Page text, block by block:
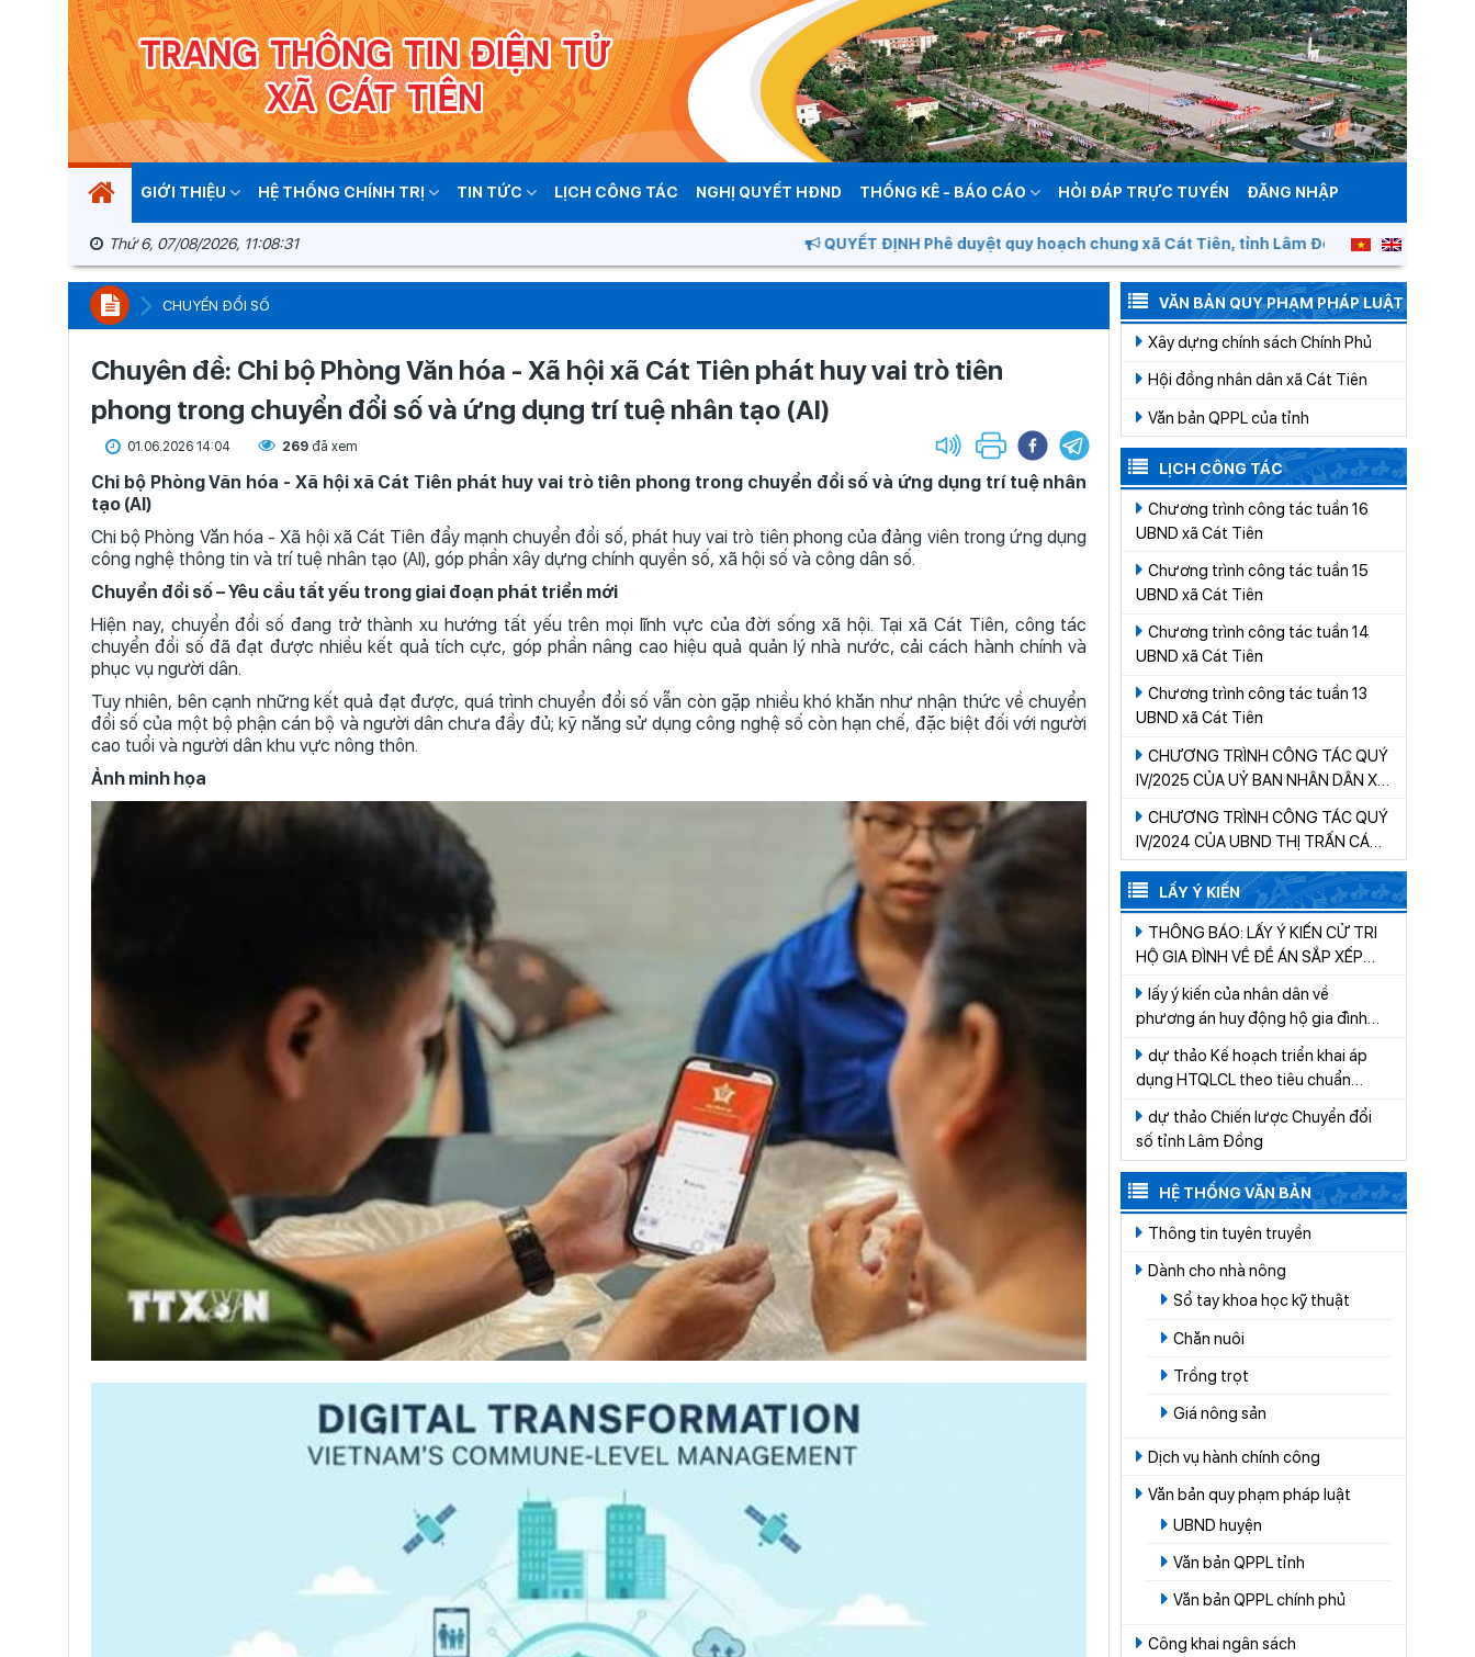
GIỚI THIỆU HỆ THỐNG CHÍNH TRỊ TIN TỨC LỊCH CÔNG TÁC NGHỊ QUYẾT HĐND THỐNG KÊ - BÁO CÁO HỎI ĐÁP TRỰC TUYẾN ĐĂNG NHẬP
Thứ 6, 07/08/2026, 11:08:33 QUYẾT ĐỊNH Phê duyệt quy hoạch chung xã Cát Tiên, tỉnh Lâm Đồng đến năm 2050
CHUYỂN ĐỔI SỐ
Chuyên đề: Chi bộ Phòng Văn hóa - Xã hội xã Cát Tiên phát huy vai trò tiên
phong trong chuyển đổi số và ứng dụng trí tuệ nhân tạo (AI)
01.06.2026 14:04 269 đã xem
Chi bộ Phòng Văn hóa - Xã hội xã Cát Tiên phát huy vai trò tiên phong trong chuyển đổi số và ứng dụng trí tuệ nhân
tạo (AI)
Chi bộ Phòng Văn hóa - Xã hội xã Cát Tiên đẩy mạnh chuyển đổi số, phát huy vai trò tiên phong của đảng viên trong ứng dụng
công nghệ thông tin và trí tuệ nhân tạo (AI), góp phần xây dựng chính quyền số, xã hội số và công dân số.
Chuyển đổi số – Yêu cầu tất yếu trong giai đoạn phát triển mới
Hiện nay, chuyển đổi số đang trở thành xu hướng tất yếu trên mọi lĩnh vực của đời sống xã hội. Tại xã Cát Tiên, công tác
chuyển đổi số đã đạt được nhiều kết quả tích cực, góp phần nâng cao hiệu quả quản lý nhà nước, cải cách hành chính và
phục vụ người dân.
Tuy nhiên, bên cạnh những kết quả đạt được, quá trình chuyển đổi số vẫn còn gặp nhiều khó khăn như nhận thức về chuyển
đổi số của một bộ phận cán bộ và người dân chưa đầy đủ; kỹ năng sử dụng công nghệ số còn hạn chế, đặc biệt đối với người
cao tuổi và người dân khu vực nông thôn.
Ảnh minh họa
VĂN BẢN QUY PHẠM PHÁP LUẬT
Xây dựng chính sách Chính Phủ
Hội đồng nhân dân xã Cát Tiên
Văn bản QPPL của tỉnh
LỊCH CÔNG TÁC
Chương trình công tác tuần 16
UBND xã Cát Tiên
Chương trình công tác tuần 15
UBND xã Cát Tiên
Chương trình công tác tuần 14
UBND xã Cát Tiên
Chương trình công tác tuần 13
UBND xã Cát Tiên
CHƯƠNG TRÌNH CÔNG TÁC QUÝ
IV/2025 CỦA UỶ BAN NHÂN DÂN XÃ
CHƯƠNG TRÌNH CÔNG TÁC QUÝ
IV/2024 CỦA UBND THỊ TRẤN CÁT
TIÊN
LẤY Ý KIẾN
HỘ GIA ĐÌNH VỀ ĐỀ ÁN SẮP XẾP
THÔN, BUÔN TRÊN ĐỊA BÀN XÃ
CÁT TIÊN
lấy ý kiến của nhân dân về
phương án huy động hộ gia đình
tham gia đóng góp tiền để thực
hiện công tác quản lý nghĩa trang
trên địa bàn xã Cát Tiên giai đoạn
2026-2030
dự thảo Kế hoạch triển khai áp
dụng HTQLCL theo tiêu chuẩn
quốc gia TCVN ISO 9001:2015 vào
hoạt động của các cơ quan, tổ
chức thuộc hệ thống hành chính
nhà nước trên địa bàn tỉnh Lâm
Đồng năm 2026
dự thảo Chiến lược Chuyển đổi
số tỉnh Lâm Đồng
HỆ THỐNG VĂN BẢN
Thông tin tuyên truyền
Dành cho nhà nông
Sổ tay khoa học kỹ thuật
Chăn nuôi
Trồng trọt
Giá nông sản
Dịch vụ hành chính công
Văn bản quy phạm pháp luật
UBND huyện
Văn bản QPPL tỉnh
Văn bản QPPL chính phủ
Công khai ngân sách